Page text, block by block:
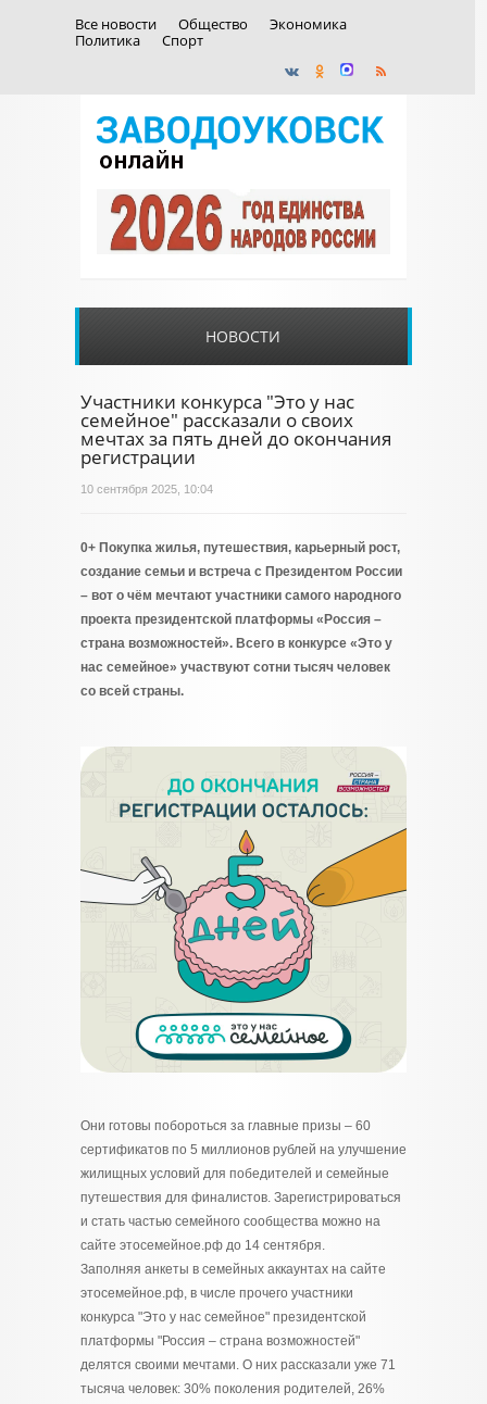
Все новости Общество
Экономика
Политика
Спорт
НОВОСТИ
Участники конкурса "Это у нас
семейное" рассказали о своих
мечтах за пять дней до окончания
регистрации
10 сентября 2025, 10:04
0+ Покупка жилья, путешествия, карьерный рост,
создание семьи и встреча с Президентом России
– вот о чём мечтают участники самого народного
проекта президентской платформы «Россия –
страна возможностей». Всего в конкурсе «Это у
нас семейное» участвуют сотни тысяч человек
со всей страны.
Они готовы побороться за главные призы – 60
сертификатов по 5 миллионов рублей на улучшение
жилищных условий для победителей и семейные
путешествия для финалистов. Зарегистрироваться
и стать частью семейного сообщества можно на
сайте этосемейное.рф до 14 сентября.
Заполняя анкеты в семейных аккаунтах на сайте
этосемейное.рф, в числе прочего участники
конкурса "Это у нас семейное" президентской
платформы "Россия – страна возможностей"
делятся своими мечтами. О них рассказали уже 71
тысяча человек: 30% поколения родителей, 26%